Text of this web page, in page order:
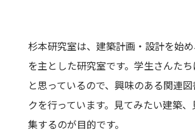
杉本研究室は、建築計画・設計を始
を主とした研究室です。学生さんた
と思っているので、興味のある関連
クを行っています。見てみたい建築
集するのが目的です。